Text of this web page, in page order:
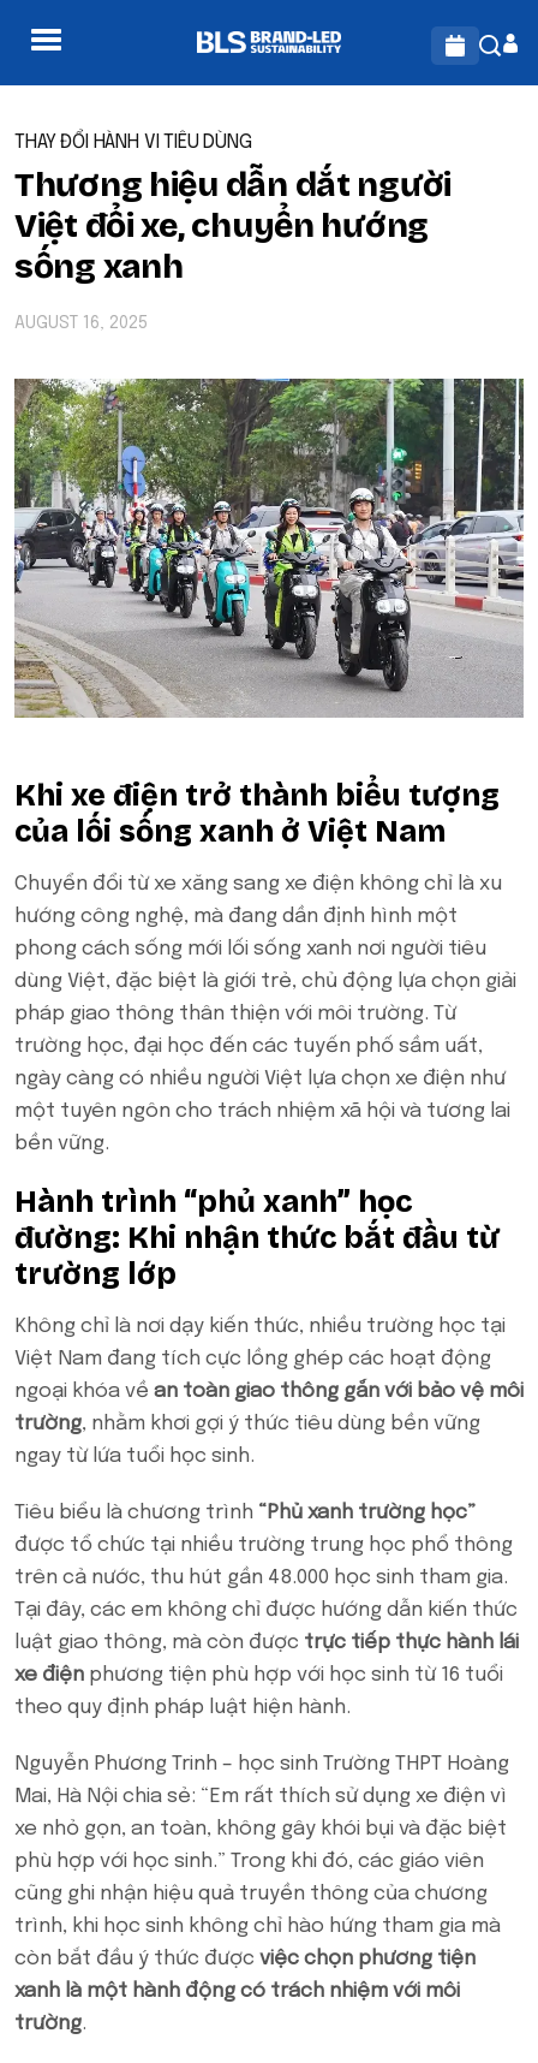
THAY ĐỔI HÀNH VI TIÊU DÙNG
Thương hiệu dẫn dắt người
Việt đổi xe, chuyển hướng
sống xanh
AUGUST 16, 2025
Khi xe điện trở thành biểu tượng
của lối sống xanh ở Việt Nam
Chuyển đổi từ xe xăng sang xe điện không chỉ là xu
hướng công nghệ, mà đang dần định hình một
phong cách sống mới lối sống xanh nơi người tiêu
dùng Việt, đặc biệt là giới trẻ, chủ động lựa chọn giải
pháp giao thông thân thiện với môi trường. Từ
trường học, đại học đến các tuyến phố sầm uất,
ngày càng có nhiều người Việt lựa chọn xe điện như
một tuyên ngôn cho trách nhiệm xã hội và tương lai
bền vững.
Hành trình “phủ xanh” học
đường: Khi nhận thức bắt đầu từ
trường lớp
Không chỉ là nơi dạy kiến thức, nhiều trường học tại
Việt Nam đang tích cực lồng ghép các hoạt động
ngoại khóa về an toàn giao thông gắn với bảo vệ môi
trường, nhằm khơi gợi ý thức tiêu dùng bền vững
ngay từ lứa tuổi học sinh.
Tiêu biểu là chương trình “Phủ xanh trường học”
được tổ chức tại nhiều trường trung học phổ thông
trên cả nước, thu hút gần 48.000 học sinh tham gia.
Tại đây, các em không chỉ được hướng dẫn kiến thức
luật giao thông, mà còn được trực tiếp thực hành lái
xe điện phương tiện phù hợp với học sinh từ 16 tuổi
theo quy định pháp luật hiện hành.
Nguyễn Phương Trinh – học sinh Trường THPT Hoàng
Mai, Hà Nội chia sẻ: “Em rất thích sử dụng xe điện vì
xe nhỏ gọn, an toàn, không gây khói bụi và đặc biệt
phù hợp với học sinh.” Trong khi đó, các giáo viên
cũng ghi nhận hiệu quả truyền thông của chương
trình, khi học sinh không chỉ hào hứng tham gia mà
còn bắt đầu ý thức được việc chọn phương tiện
xanh là một hành động có trách nhiệm với môi
trường.